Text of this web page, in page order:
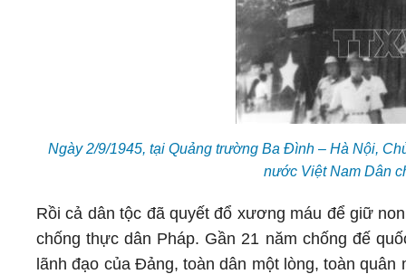
Ngày 2/9/1945, tại Quảng trường Ba Đình – Hà Nội,
nước Việt Nam Dân
Rồi cả dân tộc đã quyết đổ xương máu để giữ
chống thực dân Pháp. Gần 21 năm chống đế
lãnh đạo của Đảng, toàn dân một lòng, toàn